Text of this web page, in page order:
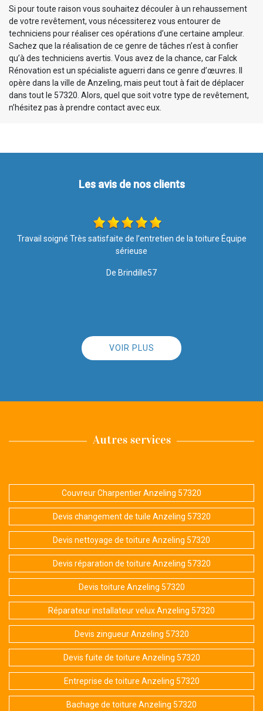
Si pour toute raison vous souhaitez découler à un rehaussement
de votre revêtement, vous nécessiterez vous entourer de
techniciens pour réaliser ces opérations d’une certaine ampleur.
Sachez que la réalisation de ce genre de tâches n’est à confier
qu’à des techniciens avertis. Vous avez de la chance, car Falck
Rénovation est un spécialiste aguerri dans ce genre d’œuvres. Il
opère dans la ville de Anzeling, mais peut tout à fait de déplacer
dans tout le 57320. Alors, quel que soit votre type de revêtement,
n’hésitez pas à prendre contact avec eux.
Les avis de nos clients
Si vous recherchez une entreprise sérieuse, efficace, propre, à
l'écoute des clients et surtout, qui est humainement accessible :
100% Merci à toute l'équipe
VOIR PLUS
Autres services
Couvreur Charpentier Anzeling 57320
Devis changement de tuile Anzeling 57320
Devis nettoyage de toiture Anzeling 57320
Devis réparation de toiture Anzeling 57320
Devis toiture Anzeling 57320
Réparateur installateur velux Anzeling 57320
Devis zingueur Anzeling 57320
Devis fuite de toiture Anzeling 57320
Entreprise de toiture Anzeling 57320
Bachage de toiture Anzeling 57320